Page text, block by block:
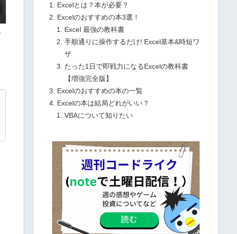
Excelとは？本が必要？
Excelのおすすめの本3選！
Excel 最強の教科書
手順通りに操作するだけ! Excel基本&時短ワ
ザ
たった1日で即戦力になるExcelの教科書
【増強完全版】
Excelのおすすめの本の一覧
Excelの本は結局どれがいい？
VBAについて知りたい